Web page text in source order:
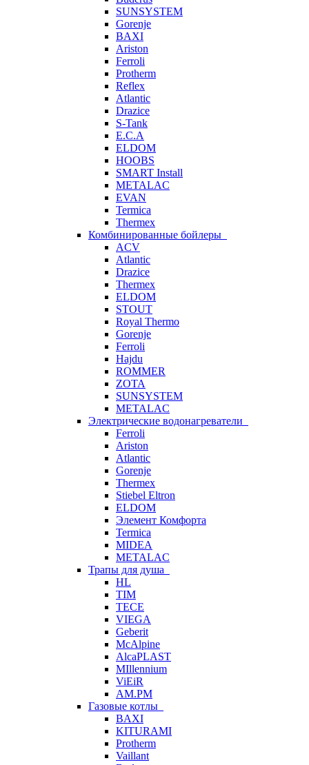
SUNSYSTEM
Gorenje
BAXI
Ariston
Ferroli
Protherm
Reflex
Atlantic
Drazice
S-Tank
E.C.A
ELDOM
HOOBS
SMART Install
METALAC
EVAN
Termica
Thermex
Комбинированные бойлеры
ACV
Atlantic
Drazice
Thermex
ELDOM
STOUT
Royal Thermo
Gorenje
Ferroli
Hajdu
ROMMER
ZOTA
SUNSYSTEM
METALAC
Электрические водонагреватели
Ferroli
Ariston
Atlantic
Gorenje
Thermex
Stiebel Eltron
ELDOM
Элемент Комфорта
Termica
MIDEA
METALAC
Трапы для душа
HL
TIM
TECE
VIEGA
Geberit
McAlpine
AlcaPLAST
MIllennium
ViEiR
AM.PM
Газовые котлы
BAXI
KITURAMI
Protherm
Vaillant